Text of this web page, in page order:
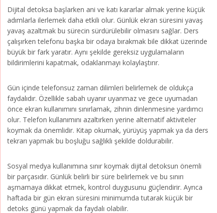
Dijital detoksa başlarken ani ve katı kararlar almak yerine küçük
adımlarla ilerlemek daha etkili olur. Günlük ekran süresini yavaş
yavaş azaltmak bu sürecin sürdürülebilir olmasını sağlar. Ders
çalışırken telefonu başka bir odaya bırakmak bile dikkat üzerinde
büyük bir fark yaratır. Aynı şekilde gereksiz uygulamaların
bildirimlerini kapatmak, odaklanmayı kolaylaştırır.
Gün içinde telefonsuz zaman dilimleri belirlemek de oldukça
faydalıdır. Özellikle sabah uyanır uyanmaz ve gece uyumadan
önce ekran kullanımını sınırlamak, zihnin dinlenmesine yardımcı
olur. Telefon kullanımını azaltırken yerine alternatif aktiviteler
koymak da önemlidir. Kitap okumak, yürüyüş yapmak ya da ders
tekrarı yapmak bu boşluğu sağlıklı şekilde doldurabilir.
Sosyal medya kullanımına sınır koymak dijital detoksun önemli
bir parçasıdır. Günlük belirli bir süre belirlemek ve bu sınırı
aşmamaya dikkat etmek, kontrol duygusunu güçlendirir. Ayrıca
haftada bir gün ekran süresini minimumda tutarak küçük bir
detoks günü yapmak da faydalı olabilir.